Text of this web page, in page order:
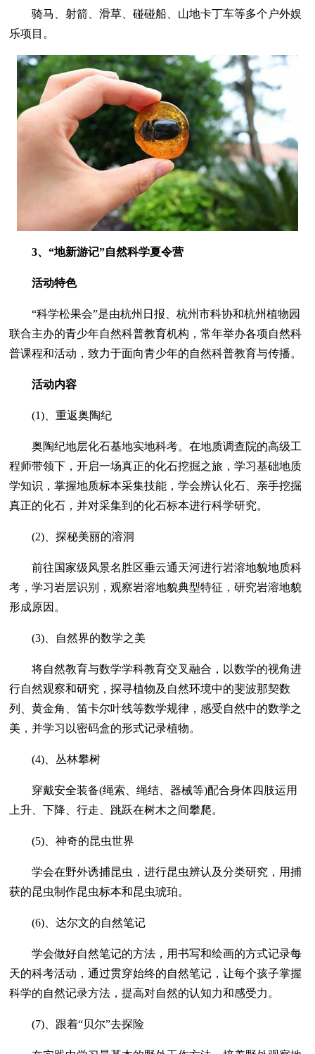
骑马、射箭、滑草、碰碰船、山地卡丁车等多个户外娱
乐项目。
3、“地新游记”自然科学夏令营
活动特色
“科学松果会”是由杭州日报、杭州市科协和杭州植物园
联合主办的青少年自然科普教育机构，常年举办各项自然科
普课程和活动，致力于面向青少年的自然科普教育与传播。
活动内容
(1)、重返奥陶纪
奥陶纪地层化石基地实地科考。在地质调查院的高级工
程师带领下，开启一场真正的化石挖掘之旅，学习基础地质
学知识，掌握地质标本采集技能，学会辨认化石、亲手挖掘
真正的化石，并对采集到的化石标本进行科学研究。
(2)、探秘美丽的溶洞
前往国家级风景名胜区垂云通天河进行岩溶地貌地质科
考，学习岩层识别，观察岩溶地貌典型特征，研究岩溶地貌
形成原因。
(3)、自然界的数学之美
将自然教育与数学学科教育交叉融合，以数学的视角进
行自然观察和研究，探寻植物及自然环境中的斐波那契数
列、黄金角、笛卡尔叶线等数学规律，感受自然中的数学之
美，并学习以密码盒的形式记录植物。
(4)、丛林攀树
穿戴安全装备(绳索、绳结、器械等)配合身体四肢运用
上升、下降、行走、跳跃在树木之间攀爬。
(5)、神奇的昆虫世界
学会在野外诱捕昆虫，进行昆虫辨认及分类研究，用捕
获的昆虫制作昆虫标本和昆虫琥珀。
(6)、达尔文的自然笔记
学会做好自然笔记的方法，用书写和绘画的方式记录每
天的科考活动，通过贯穿始终的自然笔记，让每个孩子掌握
科学的自然记录方法，提高对自然的认知力和感受力。
(7)、跟着“贝尔”去探险